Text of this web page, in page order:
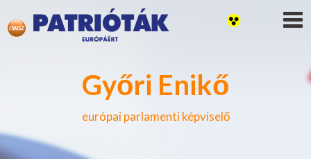
Győri Enikő
európai parlamenti képviselő